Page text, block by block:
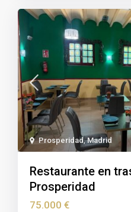
Prosperidad,Madrid
Restaurante en
Prosperidad
75.000 €